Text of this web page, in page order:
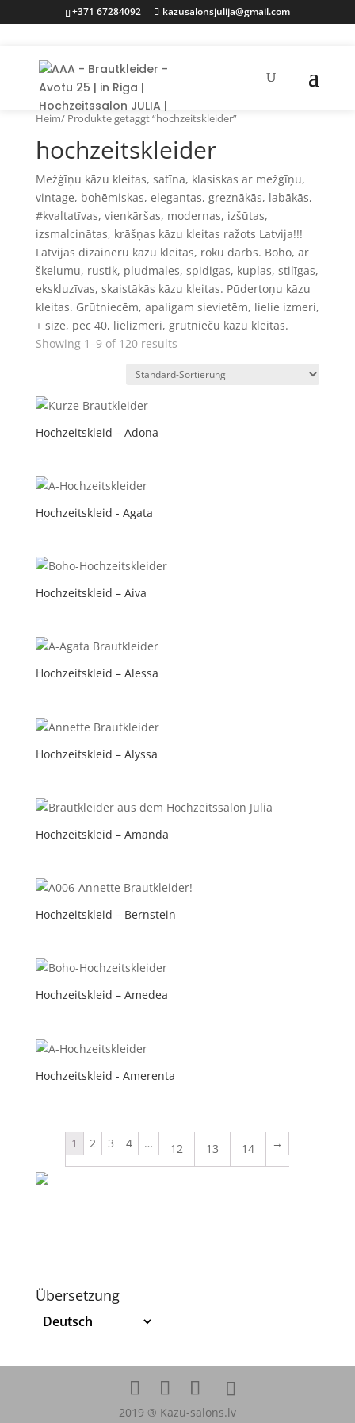
+371 67284092 kazusalonsjulija@gmail.com
Heim/ Produkte getaggt “hochzeitskleider”
hochzeitskleider
Mežģīņu kāzu kleitas, satīna, klasiskas ar mežģīņu,
vintage, bohēmiskas, elegantas, greznākās, labākās,
#kvaltatīvas, vienkāršas, modernas, izšūtas,
izsmalcinātas, krāšņas kāzu kleitas ražots Latvija!!!
Latvijas dizaineru kāzu kleitas, roku darbs. Boho, ar
šķelumu, rustik, pludmales, spidigas, kuplas, stilīgas,
ekskluzīvas, skaistākās kāzu kleitas. Pūdertoņu kāzu
kleitas. Grūtniecēm, apaligam sievietēm, lielie izmeri,
+ size, pec 40, lielizmēri, grūtnieču kāzu kleitas.
Showing 1–9 of 120 results
Hochzeitskleid – Adona
Hochzeitskleid - Agata
Hochzeitskleid – Aiva
Hochzeitskleid – Alessa
Hochzeitskleid – Alyssa
Hochzeitskleid – Amanda
Hochzeitskleid – Bernstein
Hochzeitskleid – Amedea
Hochzeitskleid - Amerenta
1 2 3 4 … 12 13 14 →
Übersetzung
2019 ® Kazu-salons.lv